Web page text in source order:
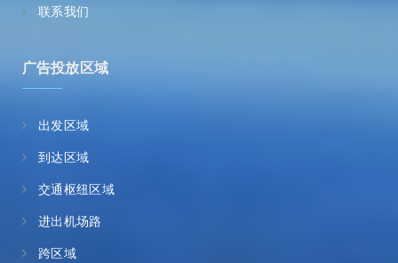
联系我们
广告投放区域
出发区域
到达区域
交通枢纽区域
进出机场路
跨区域